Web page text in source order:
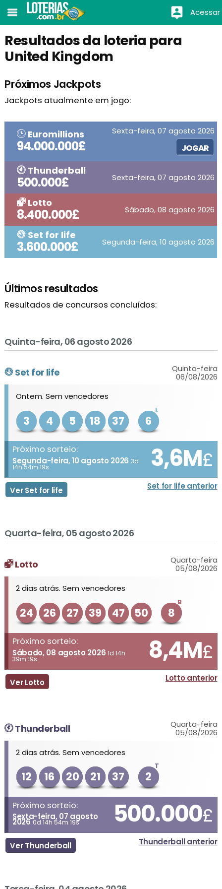
Acessar
Resultados da loteria para
United Kingdom
Próximos Jackpots
Jackpots atualmente em jogo:
Euromillions
94.000.000£
Sexta-feira, 07 agosto 2026
JOGAR
Thunderball
500.000£ Sexta-feira, 07 agosto 2026
Lotto
8.400.000£ Sábado, 08 agosto 2026
Set for life
3.600.000£ Segunda-feira, 10 agosto 2026
Últimos resultados
Resultados de concursos concluídos:
Quinta-feira, 06 agosto 2026
Set for life
Quinta-feira
06/08/2026
Ontem. Sem vencedores
3 4 5 18 37
L
6
Próximo sorteio:
Segunda-feira, 10 agosto 2026 3d
14h 54m 19s 3,6M£
Ver Set for life Set for life anterior
Quarta-feira, 05 agosto 2026
Lotto
Quarta-feira
05/08/2026
2 dias atrás. Sem vencedores
24 26 27 39 47 50
B
8
Próximo sorteio:
Sábado, 08 agosto 2026 1d 14h
39m 19s 8,4M£
Ver Lotto Lotto anterior
Thunderball
Quarta-feira
05/08/2026
2 dias atrás. Sem vencedores
12 16 20 21 37
T
2
Próximo sorteio:
Sexta-feira, 07 agosto
2026 0d 14h 54m 19s 500.000£
Ver Thunderball Thunderball anterior